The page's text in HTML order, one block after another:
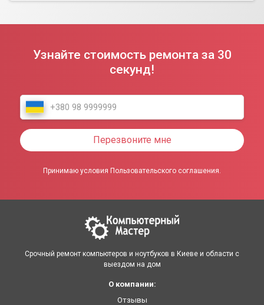
Узнайте стоимость ремонта за 30
секунд!
Перезвоните мне
Принимаю условия Пользовательского соглашения.
Срочный ремонт компьютеров и ноутбуков в Киеве и области с
выездом на дом
О компании:
Отзывы